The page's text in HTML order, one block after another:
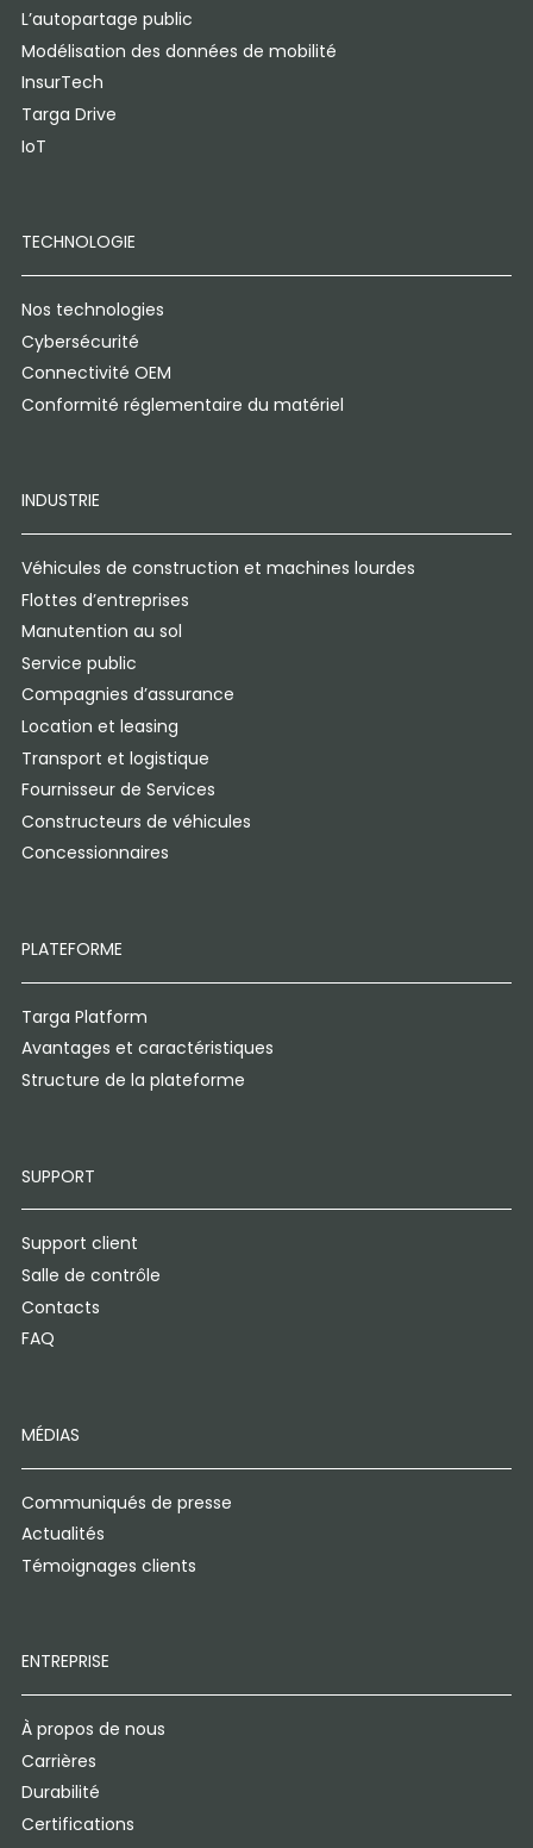
L’autopartage public
Modélisation des données de mobilité
InsurTech
Targa Drive
IoT
TECHNOLOGIE
Nos technologies
Cybersécurité
Connectivité OEM
Conformité réglementaire du matériel
INDUSTRIE
Véhicules de construction et machines lourdes
Flottes d’entreprises
Manutention au sol
Service public
Compagnies d’assurance
Location et leasing
Transport et logistique
Fournisseur de Services
Constructeurs de véhicules
Concessionnaires
PLATEFORME
Targa Platform
Avantages et caractéristiques
Structure de la plateforme
SUPPORT
Support client
Salle de contrôle
Contacts
FAQ
MÉDIAS
Communiqués de presse
Actualités
Témoignages clients
ENTREPRISE
À propos de nous
Carrières
Durabilité
Certifications